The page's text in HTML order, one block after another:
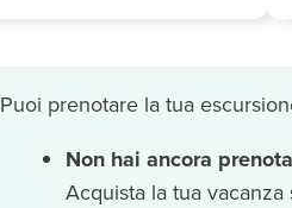
Puoi prenotare la tua
Non hai ancora
Acquista la tua